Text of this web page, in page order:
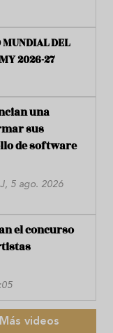
MUNDIAL DEL
2026-27
una
sus
de software
5 ago. 2026
el concurso
Más videos